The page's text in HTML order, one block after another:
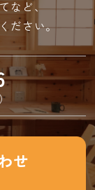
など、
ださい。
せ